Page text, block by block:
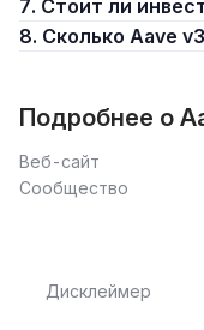
7. Стоит ли
8. Сколько Aave
Подробнее о
Веб-сайт
Сообщество
Дисклеймер